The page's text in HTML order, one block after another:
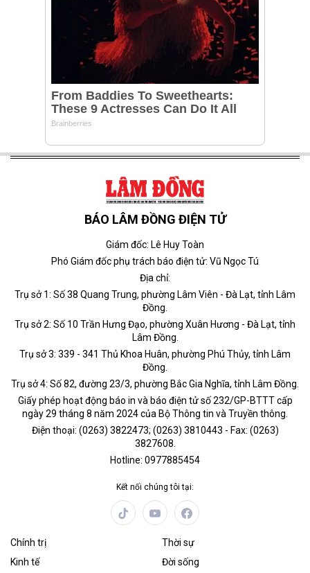
BÁO LÂM ĐỒNG ĐIỆN TỬ
Giám đốc: Lê Huy Toàn
Phó Giám đốc phụ trách báo điện tử: Vũ Ngọc Tú
Địa chỉ:
Trụ sở 1: Số 38 Quang Trung, phường Lâm Viên - Đà Lạt, tỉnh Lâm
Đồng.
Trụ sở 2: Số 10 Trần Hưng Đạo, phường Xuân Hương - Đà Lạt, tỉnh
Lâm Đồng.
Trụ sở 3: 339 - 341 Thủ Khoa Huân, phường Phú Thủy, tỉnh Lâm
Đồng.
Trụ sở 4: Số 82, đường 23/3, phường Bắc Gia Nghĩa, tỉnh Lâm Đồng.
Giấy phép hoạt động báo in và báo điện tử số 232/GP-BTTT cấp
ngày 29 tháng 8 năm 2024 của Bộ Thông tin và Truyền thông.
Điện thoại: (0263) 3822473; (0263) 3810443 - Fax: (0263)
3827608.
Hotline: 0977885454
Kết nối chúng tôi tại:
Chính trị
Thời sự
Kinh tế
Đời sống